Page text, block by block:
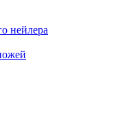
нейлера